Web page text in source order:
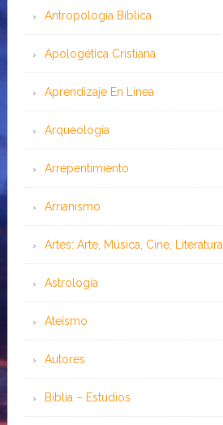
Antropología Bíblica
Apologética Cristiana
Aprendizaje En Línea
Arqueología
Arrepentimiento
Arrianismo
Artes: Arte, Música, Cine, Literatura
Astrología
Ateísmo
Autores
Biblia – Estudios